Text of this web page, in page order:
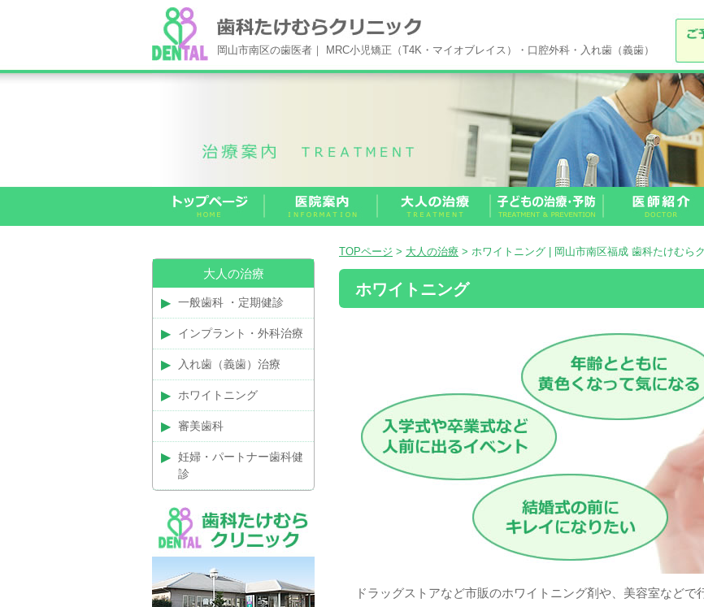
岡山市南区の歯医者｜ MRC小児矯正（T4K・マイオブレイス）・口腔外科・入れ歯（義歯）
TOPページ > 大人の治療 > ホワイトニング | 岡山市南区福成 歯科たけむら
ホワイトニング
ドラッグストアなど市販のホワイトニング剤や、美容室など
大人の治療
一般歯科 ・定期健診
インプラント・外科治療
入れ歯（義歯）治療
ホワイトニング
審美歯科
妊婦・パートナー歯科健
診